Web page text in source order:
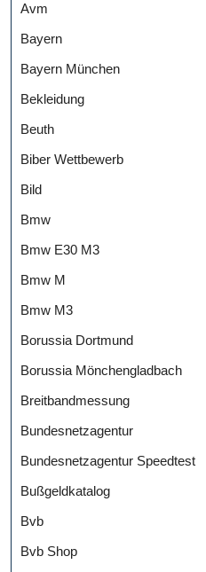
Avm
Bayern
Bayern München
Bekleidung
Beuth
Biber Wettbewerb
Bild
Bmw
Bmw E30 M3
Bmw M
Bmw M3
Borussia Dortmund
Borussia Mönchengladbach
Breitbandmessung
Bundesnetzagentur
Bundesnetzagentur Speedtest
Bußgeldkatalog
Bvb
Bvb Shop